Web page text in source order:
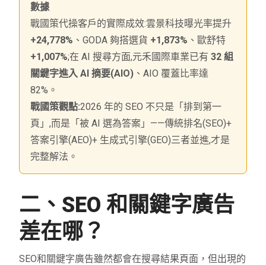
數據
戰國策代操客戶的實際成效:雲景科技曝光率提升
+24,778% 、GODA 夠搭選貨 +1,873% 、歐舒特
+1,007%;在 AI 搜尋方面,元禾國際車業已有32 組
關鍵字進入 AI 摘要(AIO) 、AIO 覆蓋比率達
82%。
戰國策觀點:2026 年的 SEO 不只是「排到第一
頁」,而是「被 AI 選為答案」——傳統排名(SEO)+
答案引擎(AEO)+ 生成式引擎(GEO)三者並進,才是
完整解法。
二、SEO 和關鍵字廣告
差在哪？
SEO和關鍵字廣告雖然都會在搜尋結果頁面，但出現的